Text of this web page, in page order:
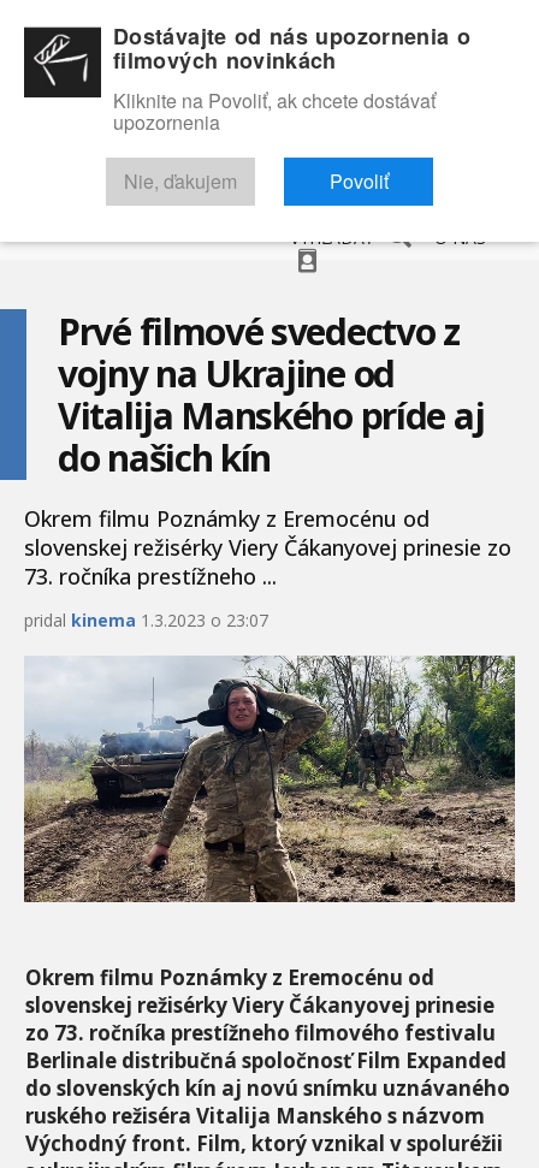
RECENZIE TRAILERY FILMOVÁ DATABÁZA
VYHĽADAŤ O NÁS
Prvé filmové svedectvo z
vojny na Ukrajine od
Vitalija Manského príde aj
do našich kín
Okrem filmu Poznámky z Eremocénu od
slovenskej režisérky Viery Čákanyovej prinesie zo
73. ročníka prestížneho ...
pridal kinema 1.3.2023 o 23:07
Okrem filmu Poznámky z Eremocénu od
slovenskej režisérky Viery Čákanyovej prinesie
zo 73. ročníka prestížneho filmového festivalu
Berlinale distribučná spoločnosť Film Expanded
do slovenských kín aj novú snímku uznávaného
ruského režiséra Vitalija Manského s názvom
Východný front. Film, ktorý vznikal v spoluréžii
Dostávajte od nás upozornenia o
filmových novinkách
Kliknite na Povoliť, ak chcete dostávať
upozornenia
Nie, ďakujem Povoliť